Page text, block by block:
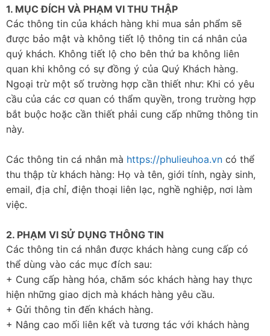
1. MỤC ĐÍCH VÀ PHẠM VI THU THẬP
Các thông tin của khách hàng khi mua sản phẩm sẽ
được bảo mật và không tiết lộ thông tin cá nhân của
quý khách. Không tiết lộ cho bên thứ ba không liên
quan khi không có sự đồng ý của Quý Khách hàng.
Ngoại trừ một số trường hợp cần thiết như: Khi có yêu
cầu của các cơ quan có thẩm quyền, trong trường hợp
bắt buộc hoặc cần thiết phải cung cấp những thông tin
này.
Các thông tin cá nhân mà https://phulieuhoa.vn có thể
thu thập từ khách hàng: Họ và tên, giới tính, ngày sinh,
email, địa chỉ, điện thoại liên lạc, nghề nghiệp, nơi làm
việc.
2. PHẠM VI SỬ DỤNG THÔNG TIN
Các thông tin cá nhân được khách hàng cung cấp có
thể dùng vào các mục đích sau:
+ Cung cấp hàng hóa, chăm sóc khách hàng hay thực
hiện những giao dịch mà khách hàng yêu cầu.
+ Gửi thông tin đến khách hàng.
+ Nâng cao mối liên kết và tương tác với khách hàng